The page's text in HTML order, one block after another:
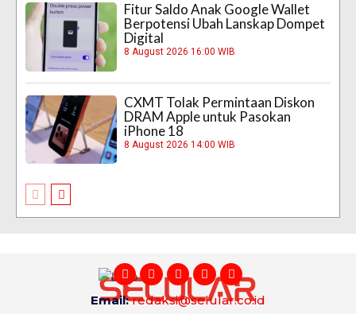
Fitur Saldo Anak Google Wallet
Berpotensi Ubah Lanskap Dompet
Digital
8 August 2026 16:00 WIB
CXMT Tolak Permintaan Diskon
DRAM Apple untuk Pasokan
iPhone 18
8 August 2026 14:00 WIB
Email:redaksi@selular.co.id